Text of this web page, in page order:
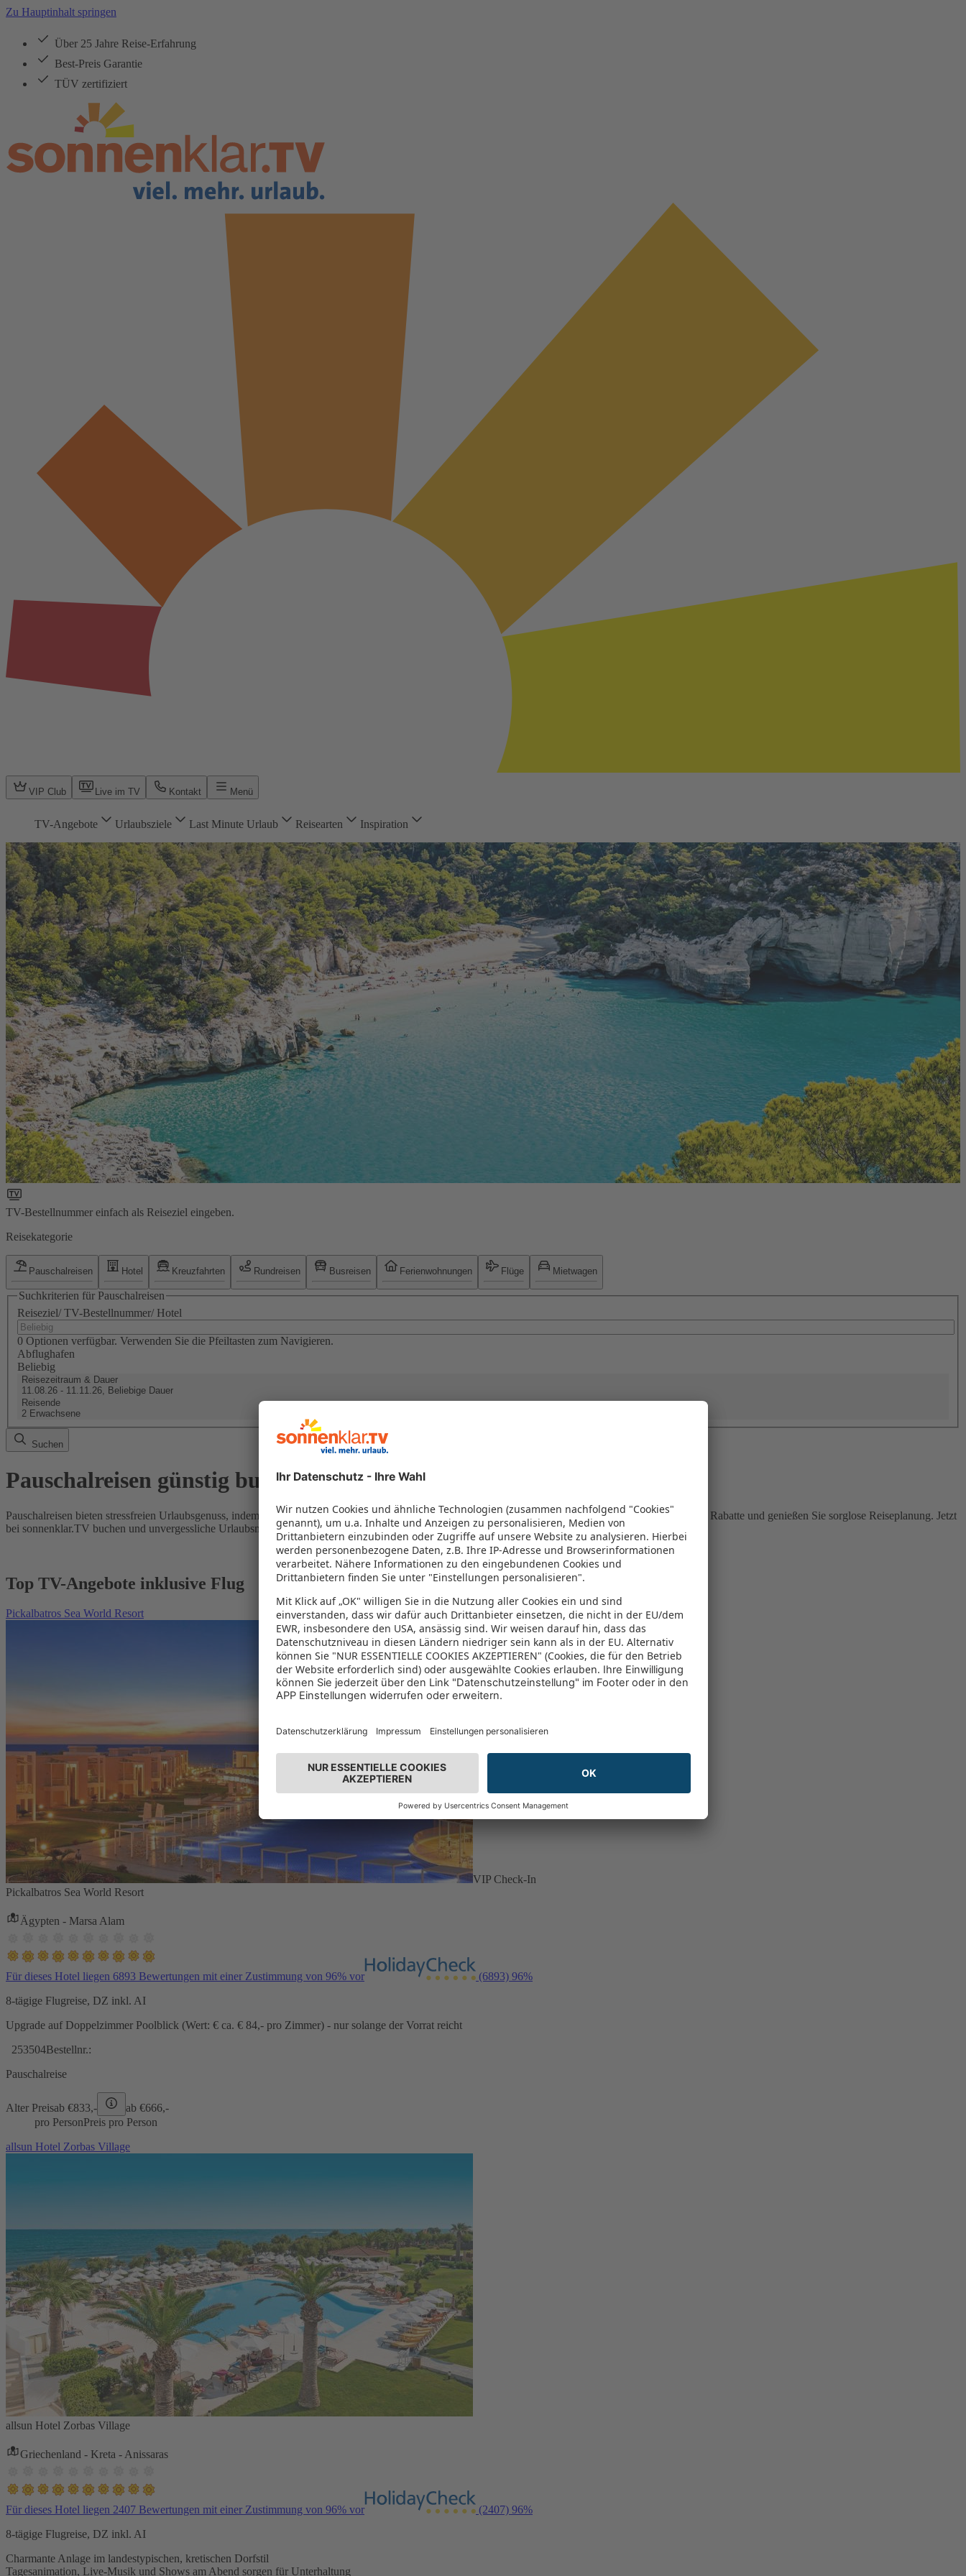
Zu Hauptinhalt springen
Über 25 Jahre Reise-Erfahrung
Best-Preis Garantie
TÜV zertifiziert
VIP Club Live im TV Kontakt Menü
TV-Angebote Urlaubsziele Last Minute Urlaub Reisearten Inspiration
TV-Bestellnummer einfach als Reiseziel eingeben.
Reisekategorie
Pauschalreisen Hotel Kreuzfahrten Rundreisen Busreisen Ferienwohnungen Flüge Mietwagen
Suchkriterien für Pauschalreisen
Reiseziel/ TV-Bestellnummer/ Hotel
0 Optionen verfügbar. Verwenden Sie die Pfeiltasten zum Navigieren.
Abflughafen
Beliebig
Reisezeitraum & Dauer
11.08.26 - 11.11.26, Beliebige Dauer
Reisende
2 Erwachsene
Suchen
Pauschalreisen günstig buchen
Pauschalreisen bieten stressfreien Urlaubsgenuss, indem Flug und Hotel in einem Paket kombiniert werden – das spart Zeit und Geld. Nutzen Sie attraktive Rabatte und genießen Sie sorglose Reiseplanung. Jetzt
bei sonnenklar.TV buchen und unvergessliche Urlaubsmomente erleben!
Top TV-Angebote inklusive Flug
Pickalbatros Sea World Resort
VIP Check-In
Pickalbatros Sea World Resort
Ägypten - Marsa Alam
Für dieses Hotel liegen 6893 Bewertungen mit einer Zustimmung von 96% vor (6893) 96%
8-tägige Flugreise, DZ inkl. AI
Upgrade auf Doppelzimmer Poolblick (Wert: € ca. € 84,- pro Zimmer) - nur solange der Vorrat reicht
253504Bestellnr.:
Pauschalreise
Alter Preisab €833,- ab €666,-
pro PersonPreis pro Person
allsun Hotel Zorbas Village
allsun Hotel Zorbas Village
Griechenland - Kreta - Anissaras
Für dieses Hotel liegen 2407 Bewertungen mit einer Zustimmung von 96% vor (2407) 96%
8-tägige Flugreise, DZ inkl. AI
Charmante Anlage im landestypischen, kretischen Dorfstil
Tagesanimation, Live-Musik und Shows am Abend sorgen für Unterhaltung